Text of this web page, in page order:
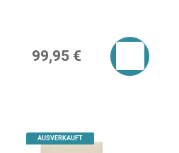
99,95 €
AUSVERKAUFT